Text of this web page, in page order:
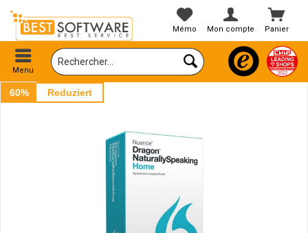
Panier
Mémo Mon compte
Menu
60% Reduziert